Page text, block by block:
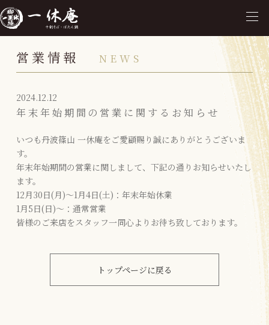
営業情報 NEWS
2024.12.12
年末年始期間の営業に関するお知らせ
いつも丹波篠山 一休庵をご愛顧賜り誠にありがとうございま
す。
年末年始期間の営業に関しまして、下記の通りお知らせいたし
ます。
12月30日(月)〜1月4日(土)：年末年始休業
1月5日(日)〜：通常営業
皆様のご来店をスタッフ一同心よりお待ち致しております。
トップページに戻る